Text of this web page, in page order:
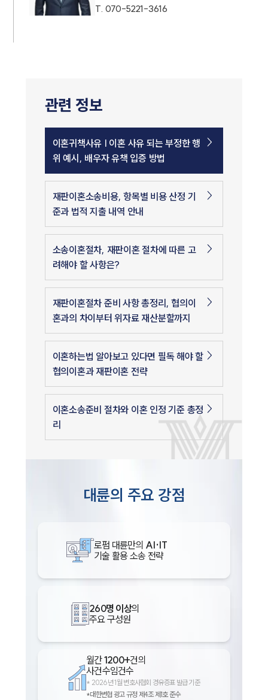
T. 070-5221-3616
관련 정보
이혼귀책사유 | 이혼 사유 되는 부정한 행
위 예시, 배우자 유책 입증 방법
재판이혼소송비용, 항목별 비용 산정 기
준과 법적 지출 내역 안내
소송이혼절차, 재판이혼 절차에 따른 고
려해야 할 사항은?
재판이혼절차 준비 사항 총정리, 협의이
혼과의 차이부터 위자료 재산분할까지
이혼하는법 알아보고 있다면 필독 해야 할
협의이혼과 재판이혼 전략
이혼소송준비 절차와 이혼 인정 기준 총정
리
대륜의 주요 강점
로펌 대륜만의 AI·IT
기술 활용 소송 전략
260명 이상의
주요 구성원
월간1200+건의
사건수임건수
* 2026년 1월 변호사협회 경유증표 발급 기준
*대한변협 광고 규정 제4조 제1호 준수